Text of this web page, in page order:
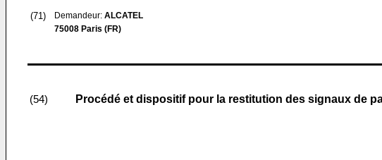
(71) Demandeur: ALCATEL
75008 Paris (FR)
(54) Procédé et dispositif pour la restitution des signaux de